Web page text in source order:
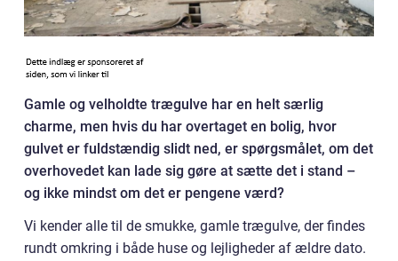
Gamle og velholdte trægulve har en helt særlig
charme, men hvis du har overtaget en bolig, hvor
gulvet er fuldstændig slidt ned, er spørgsmålet, om det
overhovedet kan lade sig gøre at sætte det i stand –
og ikke mindst om det er pengene værd?
Vi kender alle til de smukke, gamle trægulve, der findes
rundt omkring i både huse og lejligheder af ældre dato.